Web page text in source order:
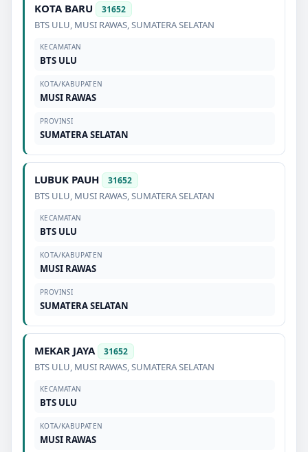
KOTA BARU 31652
BTS ULU, MUSI RAWAS,SUMATERA SELATAN
KECAMATAN
BTS ULU
KOTA/KABUPATEN
MUSI RAWAS
PROVINSI
SUMATERA SELATAN
LUBUK PAUH 31652
BTS ULU, MUSI RAWAS,SUMATERA SELATAN
KECAMATAN
BTS ULU
KOTA/KABUPATEN
MUSI RAWAS
PROVINSI
SUMATERA SELATAN
MEKAR JAYA 31652
BTS ULU, MUSI RAWAS,SUMATERA SELATAN
KECAMATAN
BTS ULU
KOTA/KABUPATEN
MUSI RAWAS